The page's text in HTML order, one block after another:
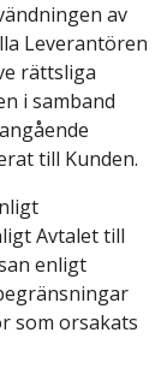
av
Leverantören
rättsliga
i samband
till Kunden.
Avtalet till
enligt
som orsakats